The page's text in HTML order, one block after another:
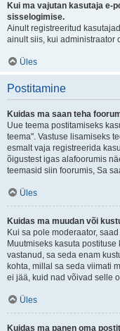
Kui ma vajutan kasutaja e-
sisselogimise.
Ainult registreeritud
ainult siis, kui administraator
Üles
Postitamine
Kuidas ma saan teha
Uue teema postitamiseks
teema". Vastuse lisamiseks
esmalt vaja registreerida
õigustest igas alafoorumis
teemasid siin foorumis, Sa
Üles
Kuidas ma muudan või
Kui sa pole moderaator,
Muutmiseks kasuta
vastanud, sa seda enam
kohta, millal sa seda viimati
ei jää, kuid nad võivad selle
Üles
Kuidas ma panen oma